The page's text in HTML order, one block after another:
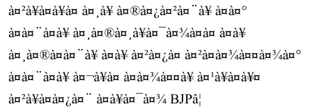
à¤²à¥à¤à¥à¤ à¤¸à¥ à¤®à¤¿à¤²à¤¨à¥ à¤à¤°
à¤à¤¨à¤à¥ à¤¸à¤®à¤¸à¥à¤¯à¤¾à¤à¤ à¤à¥
à¤¸à¤®à¤à¤¨à¥ à¤à¥ à¤²à¤¿à¤ à¤²à¤à¤¾à¤¤à¤¾à¤°
à¤à¤¨à¤à¥ à¤¬à¥à¤ à¤à¤¾à¤¤à¥ à¤¹à¥à¤à¥¤
à¤²à¥à¤à¤¿à¤¨ à¤à¥à¤¯à¤¾ BJPâ¦